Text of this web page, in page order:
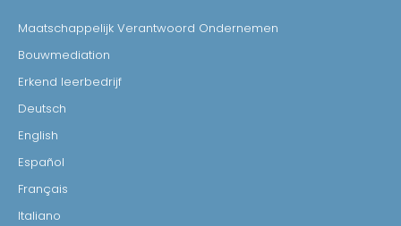
Maatschappelijk Verantwoord Ondernemen
Bouwmediation
Erkend leerbedrijf
Deutsch
English
Español
Français
Italiano